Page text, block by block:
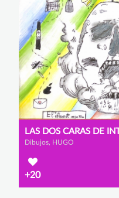
LAS DOS CARAS DE
Dibujos, HUGO
+20